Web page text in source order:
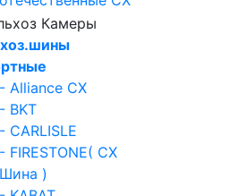
- Alliance СХ
- BKT
- CARLISLE
- FIRESTONE( СХ
Шина )